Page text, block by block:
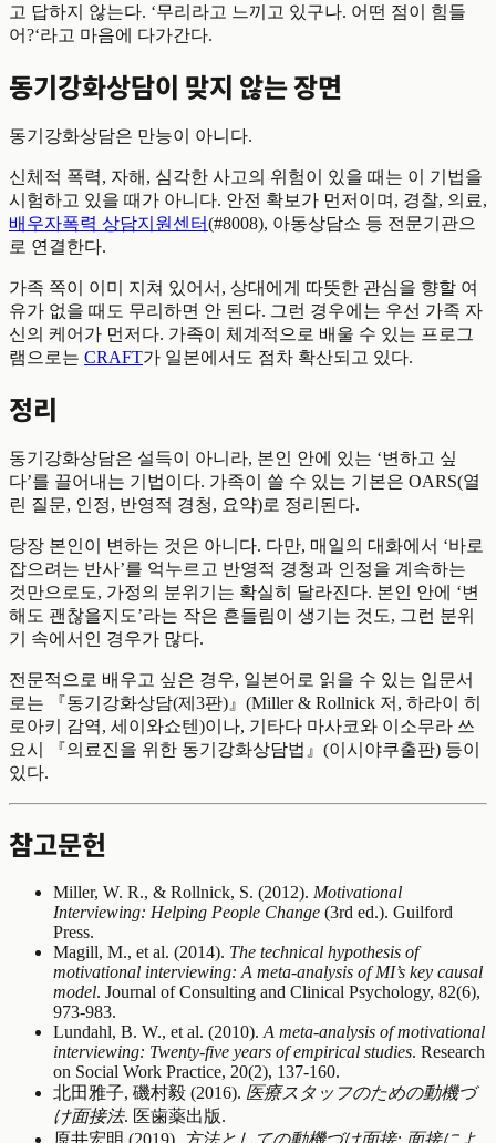
고 답하지 않는다. ‘무리라고 느끼고 있구나. 어떤 점이 힘들
어?‘라고 마음에 다가간다.
동기강화상담이 맞지 않는 장면
동기강화상담은 만능이 아니다.
신체적 폭력, 자해, 심각한 사고의 위험이 있을 때는 이 기법을
시험하고 있을 때가 아니다. 안전 확보가 먼저이며, 경찰, 의료,
배우자폭력 상담지원센터(#8008), 아동상담소 등 전문기관으
로 연결한다.
가족 쪽이 이미 지쳐 있어서, 상대에게 따뜻한 관심을 향할 여
유가 없을 때도 무리하면 안 된다. 그런 경우에는 우선 가족 자
신의 케어가 먼저다. 가족이 체계적으로 배울 수 있는 프로그
램으로는 CRAFT가 일본에서도 점차 확산되고 있다.
정리
동기강화상담은 설득이 아니라, 본인 안에 있는 ‘변하고 싶
다’를 끌어내는 기법이다. 가족이 쓸 수 있는 기본은 OARS(열
린 질문, 인정, 반영적 경청, 요약)로 정리된다.
당장 본인이 변하는 것은 아니다. 다만, 매일의 대화에서 ‘바로
잡으려는 반사’를 억누르고 반영적 경청과 인정을 계속하는
것만으로도, 가정의 분위기는 확실히 달라진다. 본인 안에 ‘변
해도 괜찮을지도’라는 작은 흔들림이 생기는 것도, 그런 분위
기 속에서인 경우가 많다.
전문적으로 배우고 싶은 경우, 일본어로 읽을 수 있는 입문서
로는 『동기강화상담(제3판)』(Miller & Rollnick 저, 하라이 히
로아키 감역, 세이와쇼텐)이나, 기타다 마사코와 이소무라 쓰
요시 『의료진을 위한 동기강화상담법』(이시야쿠출판) 등이
있다.
참고문헌
Miller, W. R., & Rollnick, S. (2012). Motivational
Interviewing: Helping People Change (3rd ed.). Guilford
Press.
Magill, M., et al. (2014). The technical hypothesis of
motivational interviewing: A meta-analysis of MI’s key causal
model. Journal of Consulting and Clinical Psychology, 82(6),
973-983.
Lundahl, B. W., et al. (2010). A meta-analysis of motivational
interviewing: Twenty-five years of empirical studies. Research
on Social Work Practice, 20(2), 137-160.
北田雅子, 磯村毅 (2016). 医療スタッフのための動機づ
け面接法. 医歯薬出版.
原井宏明 (2019). 方法としての動機づけ面接: 面接によ